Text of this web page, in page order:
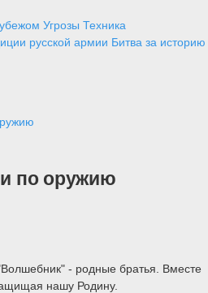
Угрозы Техника
русской армии Битва за историю
по оружию
- родные братья. Вместе
нашу Родину.